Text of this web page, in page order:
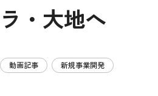
ラ・大地へ
動画記事 新規事業開発